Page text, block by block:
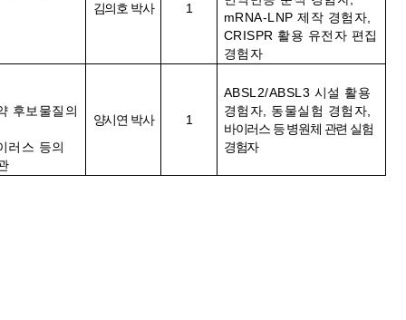
김의호 박사 1
mRNA-LNP 제작 경험자,
CRISPR 활용 유전자 편집
경험자
후보물질의
러스 등의
양시연 박사 1
ABSL2/ABSL3 시설 활용
경험자, 동물실험 경험자,
바이러스 등 병원체 관련 실험
경험자